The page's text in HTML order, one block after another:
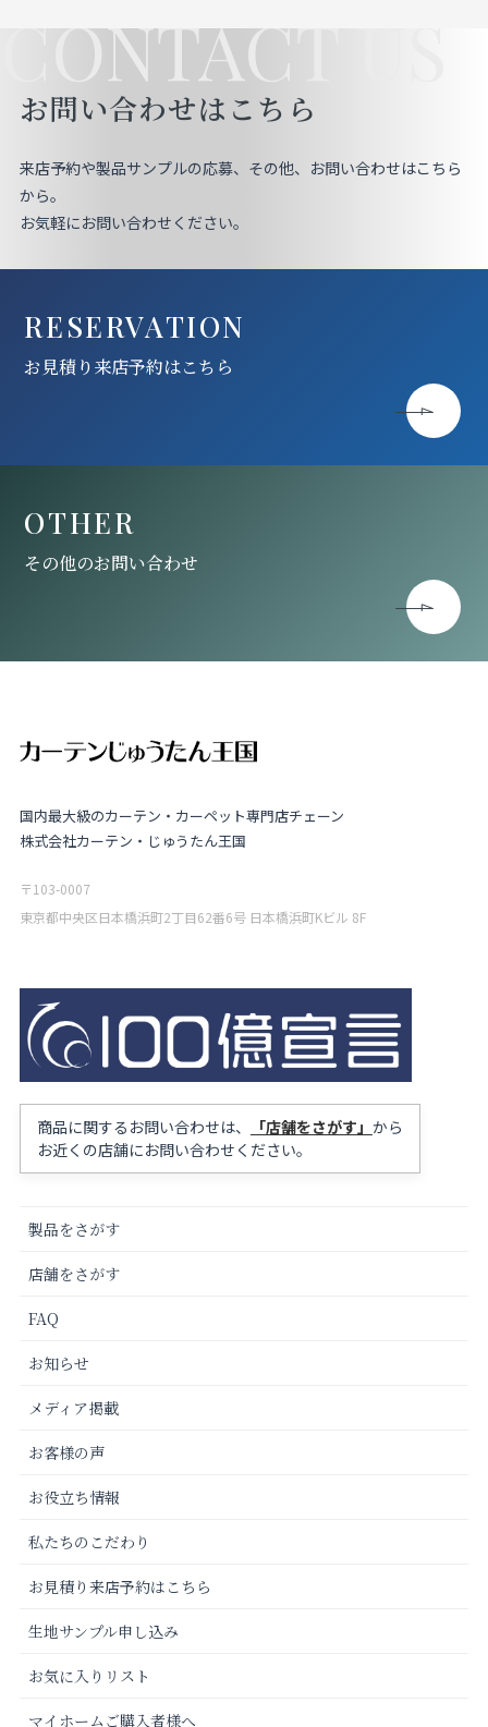
CONTACT US
お問い合わせはこちら
来店予約や製品サンプルの応募、その他、お問い合わせはこちら
から。
お気軽にお問い合わせください。
RESERVATION
お見積り来店予約はこちら
OTHER
その他のお問い合わせ
国内最大級のカーテン・カーペット専門店チェーン
株式会社カーテン・じゅうたん王国
〒103-0007
東京都中央区日本橋浜町2丁目62番6号 日本橋浜町Kビル 8F
商品に関するお問い合わせは、 「店舗をさがす」 から
お近くの店舗にお問い合わせください。
製品をさがす
店舗をさがす
FAQ
お知らせ
メディア掲載
お客様の声
お役立ち情報
私たちのこだわり
お見積り来店予約はこちら
生地サンプル申し込み
お気に入りリスト
マイホームご購入者様へ